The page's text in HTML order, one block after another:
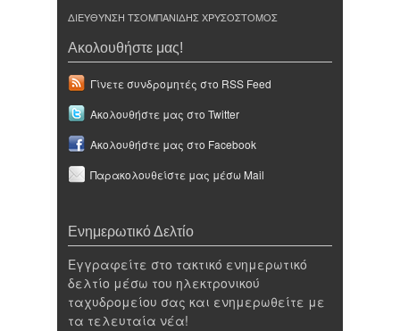
ΔΙΕΥΘΥΝΣΗ ΤΣΟΜΠΑΝΙΔΗΣ ΧΡΥΣΟΣΤΟΜΟΣ
Ακολουθήστε μας!
Γίνετε συνδρομητές στο RSS Feed
Ακολουθήστε μας στο Twitter
Ακολουθήστε μας στο Facebook
Παρακολουθείστε μας μέσω Mail
Ενημερωτικό Δελτίο
Εγγραφείτε στο τακτικό ενημερωτικό
δελτίο μέσω του ηλεκτρονικού
ταχυδρομείου σας και ενημερωθείτε με
τα τελευταία νέα!